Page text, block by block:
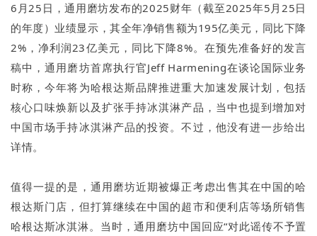
6月25日，通用磨坊发布的2025财年（截至2025年5月25日
的年度）业绩显示，其全年净销售额为195亿美元，同比下降
2%，净利润23亿美元，同比下降8%。在预先准备好的发言
稿中，通用磨坊首席执行官Jeff Harmening在谈论国际业务
时称，今年将为哈根达斯品牌推进重大加速发展计划，包括
核心口味焕新以及扩张手持冰淇淋产品，当中也提到增加对
中国市场手持冰淇淋产品的投资。不过，他没有进一步给出
详情。
值得一提的是，通用磨坊近期被爆正考虑出售其在中国的哈
根达斯门店，但打算继续在中国的超市和便利店等场所销售
哈根达斯冰淇淋。当时，通用磨坊中国回应“对此谣传不予置